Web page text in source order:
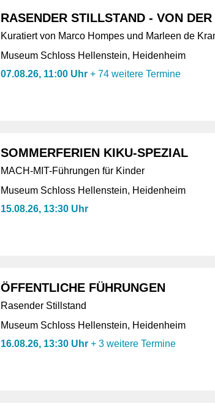
RASENDER STILLSTAND - VON
Kuratiert von Marco Hompes und Marleen de
Museum Schloss Hellenstein, Heidenheim
07.08.26, 11:00 Uhr + 74 weitere Termine
SOMMERFERIEN KIKU-SPEZIAL
MACH-MIT-Führungen für Kinder
Museum Schloss Hellenstein, Heidenheim
15.08.26, 13:30 Uhr
ÖFFENTLICHE FÜHRUNGEN
Rasender Stillstand
Museum Schloss Hellenstein, Heidenheim
16.08.26, 13:30 Uhr + 3 weitere Termine